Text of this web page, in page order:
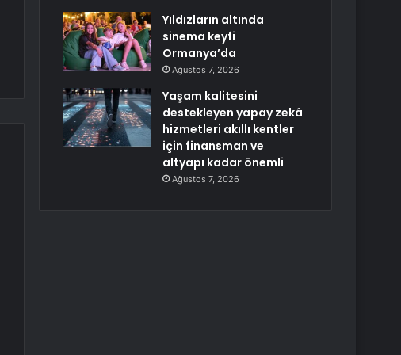
Yıldızların altında
sinema keyfi
Ormanya’da
Ağustos 7, 2026
Yaşam kalitesini
destekleyen yapay zekâ
hizmetleri akıllı kentler
için finansman ve
altyapı kadar önemli
Ağustos 7, 2026